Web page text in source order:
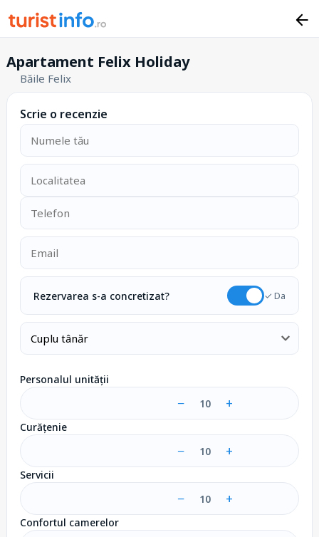
Apartament Felix Holiday
Băile Felix
Scrie o recenzie
Rezervarea s-a concretizat? ✓ Da
Personalul unității
− 10 +
Curățenie
− 10 +
Servicii
− 10 +
Confortul camerelor